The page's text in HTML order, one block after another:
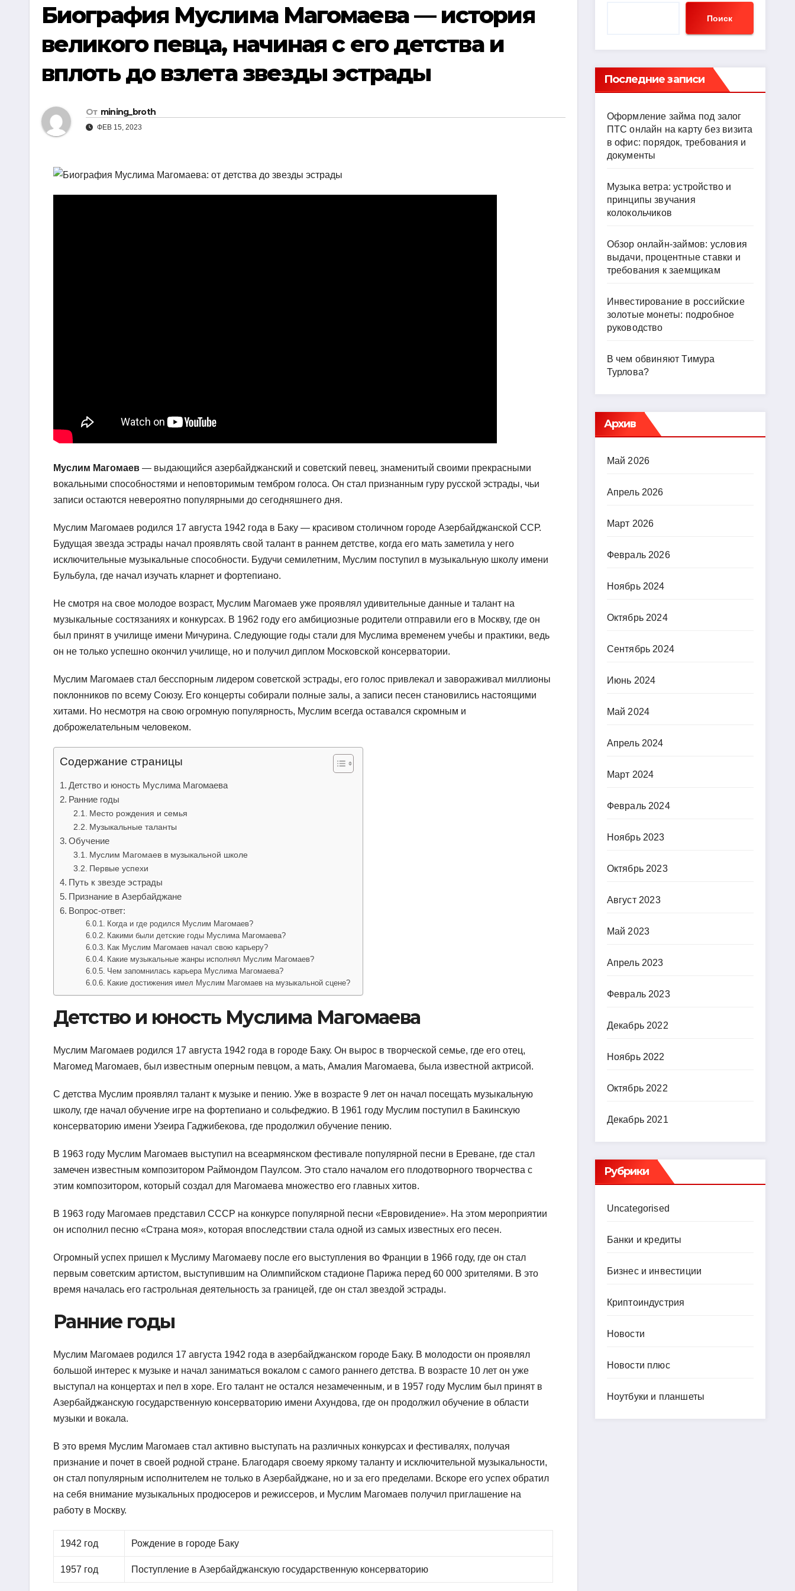
Биография Муслима Магомаева — история
великого певца, начиная с его детства и
вплоть до взлета звезды эстрады
От mining_broth
ФЕВ 15, 2023
Муслим Магомаев — выдающийся азербайджанский и советский певец, знаменитый своими прекрасными
вокальными способностями и неповторимым тембром голоса. Он стал признанным гуру русской эстрады, чьи
записи остаются невероятно популярными до сегодняшнего дня.
Муслим Магомаев родился 17 августа 1942 года в Баку — красивом столичном городе Азербайджанской ССР.
Будущая звезда эстрады начал проявлять свой талант в раннем детстве, когда его мать заметила у него
исключительные музыкальные способности. Будучи семилетним, Муслим поступил в музыкальную школу имени
Бульбула, где начал изучать кларнет и фортепиано.
Не смотря на свое молодое возраст, Муслим Магомаев уже проявлял удивительные данные и талант на
музыкальные состязаниях и конкурсах. В 1962 году его амбициозные родители отправили его в Москву, где он
был принят в училище имени Мичурина. Следующие годы стали для Муслима временем учебы и практики, ведь
он не только успешно окончил училище, но и получил диплом Московской консерватории.
Муслим Магомаев стал бесспорным лидером советской эстрады, его голос привлекал и завораживал миллионы
поклонников по всему Союзу. Его концерты собирали полные залы, а записи песен становились настоящими
хитами. Но несмотря на свою огромную популярность, Муслим всегда оставался скромным и
доброжелательным человеком.
Содержание страницы
Детство и юность Муслима Магомаева
Ранние годы
Место рождения и семья
Музыкальные таланты
Обучение
Муслим Магомаев в музыкальной школе
Первые успехи
Путь к звезде эстрады
Признание в Азербайджане
Вопрос-ответ:
Когда и где родился Муслим Магомаев?
Какими были детские годы Муслима Магомаева?
Как Муслим Магомаев начал свою карьеру?
Какие музыкальные жанры исполнял Муслим Магомаев?
Чем запомнилась карьера Муслима Магомаева?
Какие достижения имел Муслим Магомаев на музыкальной сцене?
Детство и юность Муслима Магомаева
Муслим Магомаев родился 17 августа 1942 года в городе Баку. Он вырос в творческой семье, где его отец,
Магомед Магомаев, был известным оперным певцом, а мать, Амалия Магомаева, была известной актрисой.
С детства Муслим проявлял талант к музыке и пению. Уже в возрасте 9 лет он начал посещать музыкальную
школу, где начал обучение игре на фортепиано и сольфеджио. В 1961 году Муслим поступил в Бакинскую
консерваторию имени Узеира Гаджибекова, где продолжил обучение пению.
В 1963 году Муслим Магомаев выступил на всеармянском фестивале популярной песни в Ереване, где стал
замечен известным композитором Раймондом Паулсом. Это стало началом его плодотворного творчества с
этим композитором, который создал для Магомаева множество его главных хитов.
В 1963 году Магомаев представил СССР на конкурсе популярной песни «Евровидение». На этом мероприятии
он исполнил песню «Страна моя», которая впоследствии стала одной из самых известных его песен.
Огромный успех пришел к Муслиму Магомаеву после его выступления во Франции в 1966 году, где он стал
первым советским артистом, выступившим на Олимпийском стадионе Парижа перед 60 000 зрителями. В это
время началась его гастрольная деятельность за границей, где он стал звездой эстрады.
Ранние годы
Муслим Магомаев родился 17 августа 1942 года в азербайджанском городе Баку. В молодости он проявлял
большой интерес к музыке и начал заниматься вокалом с самого раннего детства. В возрасте 10 лет он уже
выступал на концертах и пел в хоре. Его талант не остался незамеченным, и в 1957 году Муслим был принят в
Азербайджанскую государственную консерваторию имени Ахундова, где он продолжил обучение в области
музыки и вокала.
В это время Муслим Магомаев стал активно выступать на различных конкурсах и фестивалях, получая
признание и почет в своей родной стране. Благодаря своему яркому таланту и исключительной музыкальности,
он стал популярным исполнителем не только в Азербайджане, но и за его пределами. Вскоре его успех обратил
на себя внимание музыкальных продюсеров и режиссеров, и Муслим Магомаев получил приглашение на
работу в Москву.
1942 год Рождение в городе Баку
1957 год Поступление в Азербайджанскую государственную консерваторию
Поиск
Последние записи
Оформление займа под залог
ПТС онлайн на карту без визита
в офис: порядок, требования и
документы
Музыка ветра: устройство и
принципы звучания
колокольчиков
Обзор онлайн-займов: условия
выдачи, процентные ставки и
требования к заемщикам
Инвестирование в российские
золотые монеты: подробное
руководство
В чем обвиняют Тимура
Турлова?
Архив
Май 2026
Апрель 2026
Март 2026
Февраль 2026
Ноябрь 2024
Октябрь 2024
Сентябрь 2024
Июнь 2024
Май 2024
Апрель 2024
Март 2024
Февраль 2024
Ноябрь 2023
Октябрь 2023
Август 2023
Май 2023
Апрель 2023
Февраль 2023
Декабрь 2022
Ноябрь 2022
Октябрь 2022
Декабрь 2021
Рубрики
Uncategorised
Банки и кредиты
Бизнес и инвестиции
Криптоиндустрия
Новости
Новости плюс
Ноутбуки и планшеты